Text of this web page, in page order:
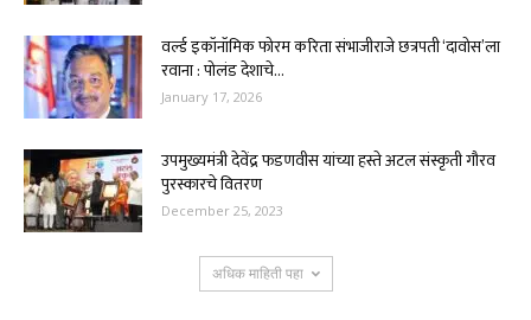
वर्ल्ड इकॉनॉमिक फोरम करिता संभाजीराजे छत्रपती ‘दावोस’ला
रवाना : पोलंड देशाचे...
January 17, 2026
उपमुख्यमंत्री देवेंद्र फडणवीस यांच्या हस्ते अटल संस्कृती गौरव
पुरस्कारचे वितरण
December 25, 2023
अधिक माहिती पहा